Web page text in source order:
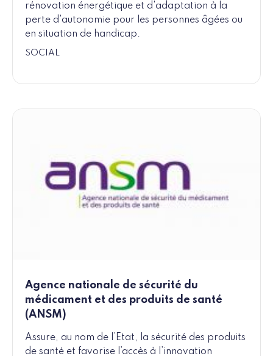
rénovation énergétique et d'adaptation à la
perte d'autonomie pour les personnes âgées ou
en situation de handicap.
SOCIAL
Agence nationale de sécurité du
médicament et des produits de santé
(ANSM)
Assure, au nom de l’Etat, la sécurité des produits
de santé et favorise l’accès à l’innovation